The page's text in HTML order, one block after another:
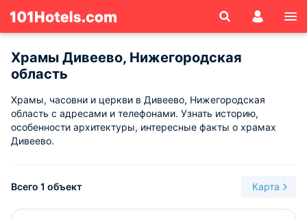
Храмы Дивеево, Нижегородская
область
Храмы, часовни и церкви в Дивеево, Нижегородская
область с адресами и телефонами. Узнать историю,
особенности архитектуры, интересные факты о храмах
Дивеево.
Всего 1 объект Карта